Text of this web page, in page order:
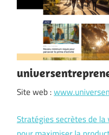
Site web :
Stratégies secrètes de la